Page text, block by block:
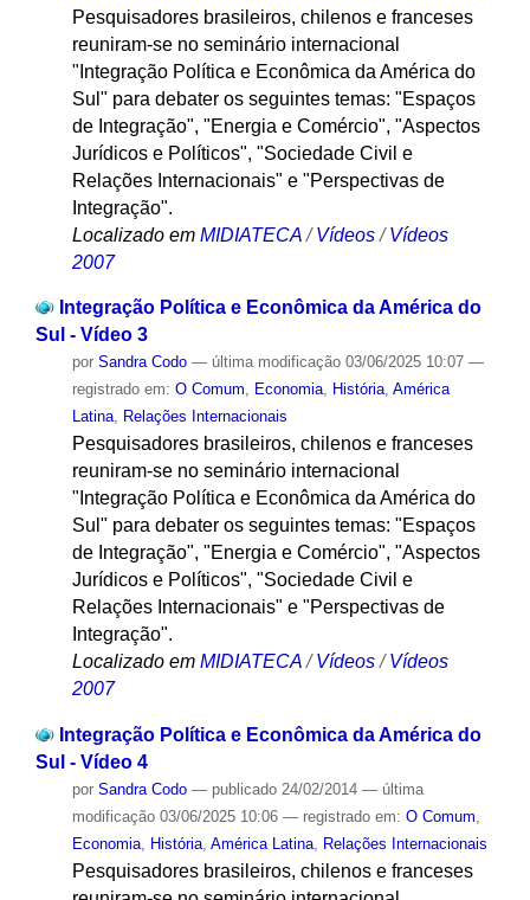
Pesquisadores brasileiros, chilenos e franceses
reuniram-se no seminário internacional
"Integração Política e Econômica da América do
Sul" para debater os seguintes temas: "Espaços
de Integração", "Energia e Comércio", "Aspectos
Jurídicos e Políticos", "Sociedade Civil e
Relações Internacionais" e "Perspectivas de
Integração".
Localizado em MIDIATECA /Vídeos /Vídeos
2007
Integração Política e Econômica da América do
Sul - Vídeo 3
por Sandra Codo — última modificação03/06/2025 10:07 —
registrado em: O Comum, Economia, História, América
Latina, Relações Internacionais
Pesquisadores brasileiros, chilenos e franceses
reuniram-se no seminário internacional
"Integração Política e Econômica da América do
Sul" para debater os seguintes temas: "Espaços
de Integração", "Energia e Comércio", "Aspectos
Jurídicos e Políticos", "Sociedade Civil e
Relações Internacionais" e "Perspectivas de
Integração".
Localizado em MIDIATECA /Vídeos /Vídeos
2007
Integração Política e Econômica da América do
Sul - Vídeo 4
por Sandra Codo — publicado24/02/2014 — última
modificação03/06/2025 10:06 — registrado em: O Comum,
Economia, História, América Latina, Relações Internacionais
Pesquisadores brasileiros, chilenos e franceses